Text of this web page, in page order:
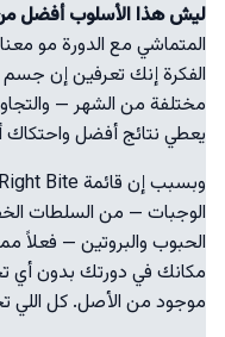
ليش هذا الأسلوب أفضل
المتماشي مع الدورة مو
الفكرة إنك تعرفين إن جسم
مختلفة من الشهر —
يعطي نتائج أفضل واحتكاك
الوجبات — من السلطات
الحبوب والبروتين —
مكانك في دورتك بدون أي
موجود من الأصل. كل اللي